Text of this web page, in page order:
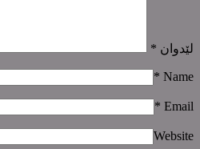
لێدوان *
Name
*
Email
*
Website